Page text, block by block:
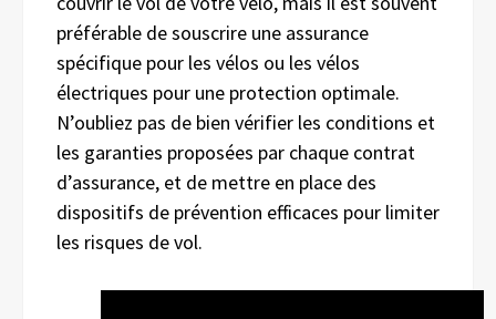
préférable de souscrire une assurance
spécifique pour les vélos ou les vélos
électriques pour une protection optimale.
N’oubliez pas de bien vérifier les conditions et
les garanties proposées par chaque contrat
d’assurance, et de mettre en place des
dispositifs de prévention efficaces pour limiter
les risques de vol.